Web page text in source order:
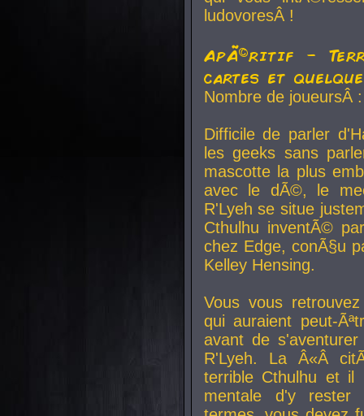
ludovoresÂ !
ApÃ©ritif -
cartes et
Nombre de
Difficile de parler
les geeks sans
mascotte la plus
avec le dÃ©, le
R'Lyeh se situe
Cthulhu inventÃ©
chez Edge, conÃ§u
Kelley Hensing.
Vous vous
qui auraient peut-
avant de
R'Lyeh. La Â«Â
terrible Cthulhu et
mentale d'y rester